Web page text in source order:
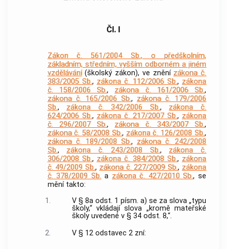
Čl. I
Zákon č. 561/2004 Sb., o předškolním,
základním, středním, vyšším odborném a jiném
vzdělávání(školský zákon), ve znění zákona č.
383/2005 Sb., zákona č. 112/2006 Sb., zákona
č. 158/2006 Sb., zákona č. 161/2006 Sb.,
zákona č. 165/2006 Sb., zákona č. 179/2006
Sb., zákona č. 342/2006 Sb., zákona č.
624/2006 Sb., zákona č. 217/2007 Sb., zákona
č. 296/2007 Sb., zákona č. 343/2007 Sb.,
zákona č. 58/2008 Sb., zákona č. 126/2008 Sb.,
zákona č. 189/2008 Sb., zákona č. 242/2008
Sb., zákona č. 243/2008 Sb., zákona č.
306/2008 Sb., zákona č. 384/2008 Sb., zákona
č. 49/2009 Sb., zákona č. 227/2009 Sb., zákona
č. 378/2009 Sb. a zákona č. 427/2010 Sb., se
mění takto:
1.
V § 8a odst. 1 písm. a) se za slova „typu
školy,“ vkládají slova „kromě mateřské
školy uvedené v § 34 odst. 8,“.
2.
V § 12 odstavec 2 zní: